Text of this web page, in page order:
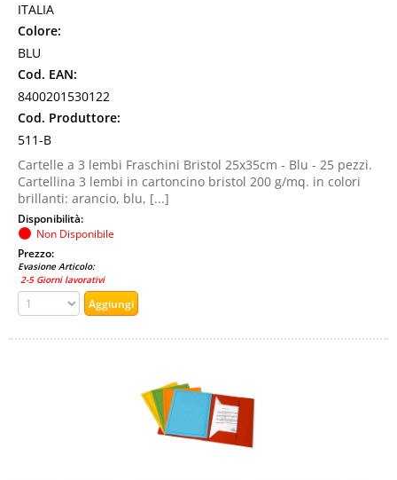
ITALIA
Colore:
BLU
Cod. EAN:
8400201530122
Cod. Produttore:
511-B
Cartelle a 3 lembi Fraschini Bristol 25x35cm - Blu - 25 pezzi.
Cartellina 3 lembi in cartoncino bristol 200 g/mq. in colori
brillanti: arancio, blu, [...]
Disponibilità:
Non Disponibile
Prezzo:
Evasione Articolo:
2-5 Giorni lavorativi